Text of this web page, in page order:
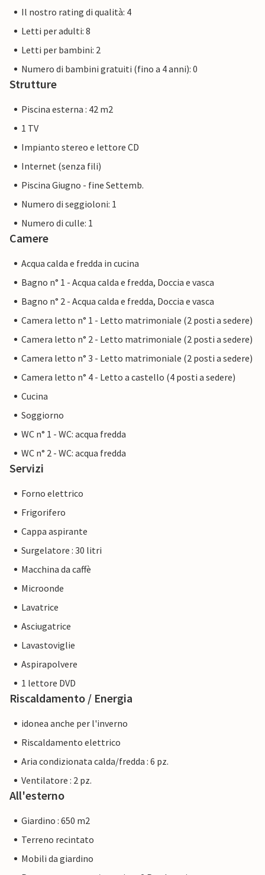
Il nostro rating di qualità: 4
Letti per adulti: 8
Letti per bambini: 2
Numero di bambini gratuiti (fino a 4 anni): 0
Strutture
Piscina esterna : 42 m2
1 TV
Impianto stereo e lettore CD
Internet (senza fili)
Piscina Giugno - fine Settemb.
Numero di seggioloni: 1
Numero di culle: 1
Camere
Acqua calda e fredda in cucina
Bagno n° 1 - Acqua calda e fredda, Doccia e vasca
Bagno n° 2 - Acqua calda e fredda, Doccia e vasca
Camera letto n° 1 - Letto matrimoniale (2 posti a sedere)
Camera letto n° 2 - Letto matrimoniale (2 posti a sedere)
Camera letto n° 3 - Letto matrimoniale (2 posti a sedere)
Camera letto n° 4 - Letto a castello (4 posti a sedere)
Cucina
Soggiorno
WC n° 1 - WC: acqua fredda
WC n° 2 - WC: acqua fredda
Servizi
Forno elettrico
Frigorifero
Cappa aspirante
Surgelatore : 30 litri
Macchina da caffè
Microonde
Lavatrice
Asciugatrice
Lavastoviglie
Aspirapolvere
1 lettore DVD
Riscaldamento / Energia
idonea anche per l'inverno
Riscaldamento elettrico
Aria condizionata calda/fredda : 6 pz.
Ventilatore : 2 pz.
All'esterno
Giardino : 650 m2
Terreno recintato
Mobili da giardino